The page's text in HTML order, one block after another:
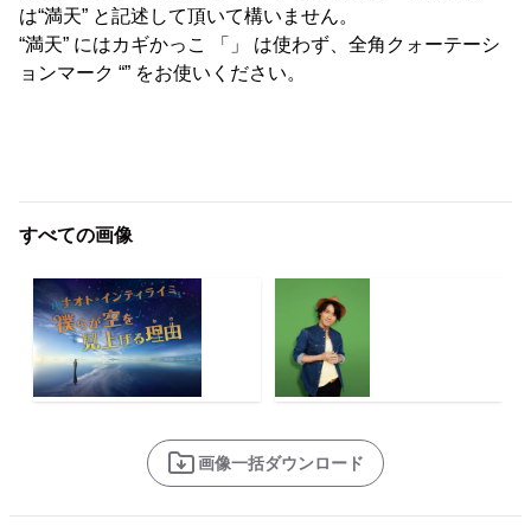
は“満天” と記述して頂いて構いません。
“満天” にはカギかっこ 「」 は使わず、全角クォーテーシ
ョンマーク “” をお使いください。
すべての画像
画像一括ダウンロード